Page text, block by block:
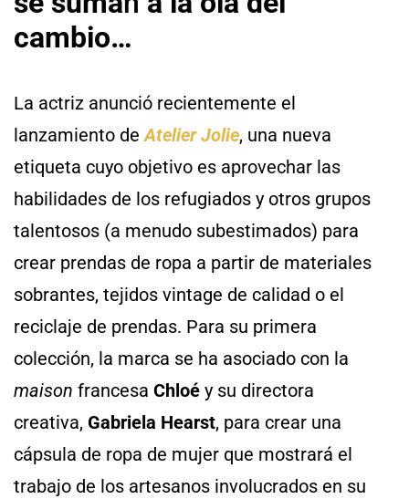
cambio…
La actriz anunció recientemente el
lanzamiento deAtelier Jolie, una nueva
etiqueta cuyo objetivo es aprovechar las
habilidades de los refugiados y otros grupos
talentosos (a menudo subestimados) para
crear prendas de ropa a partir de materiales
sobrantes, tejidos vintage de calidad o el
reciclaje de prendas. Para su primera
colección, la marca se ha asociado con la
maison francesa Chloé y su directora
creativa, Gabriela Hearst, para crear una
cápsula de ropa de mujer que mostrará el
trabajo de los artesanos involucrados en su